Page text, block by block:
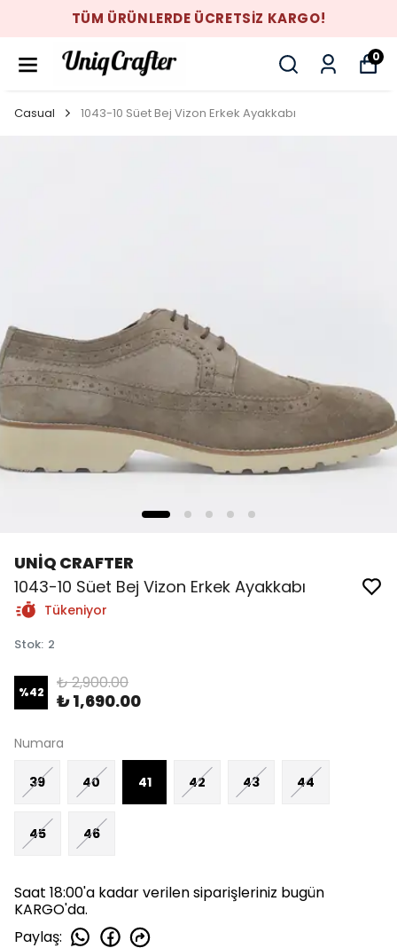
TÜM ÜRÜNLERDE ÜCRETSİZ KARGO!
0
Casual 1043-10 Süet Bej Vizon Erkek Ayakkabı
UNİQ CRAFTER
1043-10 Süet Bej Vizon Erkek Ayakkabı
Tükeniyor
Stok: 2
%42 ₺ 2,900.00
₺ 1,690.00
Numara
39 40 41 42 43 44
45 46
Saat 18:00'a kadar verilen siparişleriniz bugün
KARGO'da.
Paylaş: